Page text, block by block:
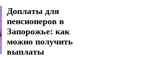
воспользоваться
поддержкой
Доплаты для
пенсионеров в
Запорожье: как
можно получить
выплаты